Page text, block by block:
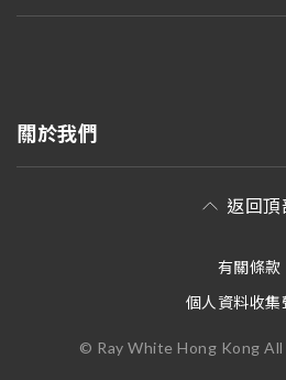
關於我們
返回頂
有關條款
個人資料收集
© Ray White Hong Kong